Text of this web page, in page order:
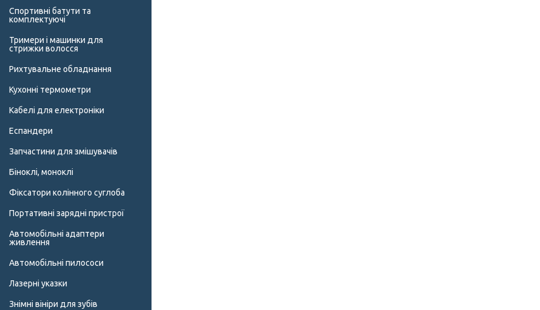
Спортивні батути та
комплектуючі
Тримери і машинки для
стрижки волосся
Рихтувальне обладнання
Кухонні термометри
Кабелі для електроніки
Еспандери
Запчастини для змішувачів
Біноклі, моноклі
Фіксатори колінного суглоба
Портативні зарядні пристрої
Автомобільні адаптери
живлення
Автомобільні пилососи
Лазерні указки
Знімні вініри для зубів